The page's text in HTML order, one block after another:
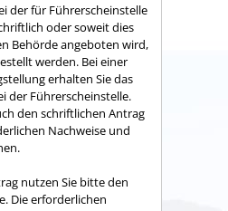
der für Führerscheinstelle
oder soweit dies
Behörde angeboten wird,
werden. Bei einer
erhalten Sie das
der Führerscheinstelle.
den schriftlichen Antrag
Nachweise und
nutzen Sie bitte den
Die erforderlichen